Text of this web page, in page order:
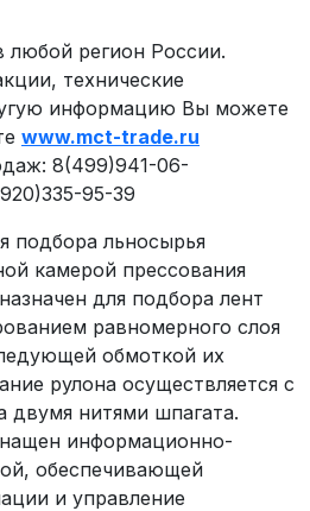
регион России.
технические
информацию Вы можете
www.mct-trade.ru
8(499)941-06-
95-39
подбора льносырья
камерой прессования
для подбора лент
равномерного слоя
обмоткой их
рулона осуществляется с
двумя нитями шпагата.
информационно-
обеспечивающей
и управление